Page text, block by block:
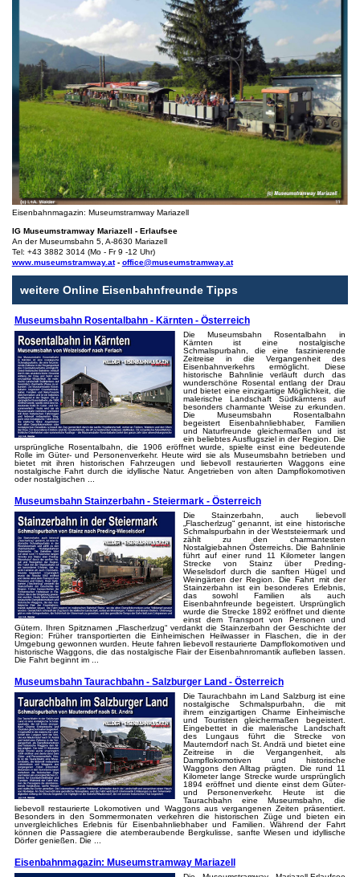
Eisenbahnmagazin: Museumstramway Mariazell
IG Museumstramway Mariazell - Erlaufsee
An der Museumsbahn 5, A-8630 Mariazell
Tel: +43 3882 3014 (Mo - Fr 9 -12 Uhr)
www.museumstramway.at- office@museumstramway.at
weitere Online Eisenbahnfreunde Tipps
Museumsbahn Rosentalbahn - Kärnten - Österreich
Die Museumsbahn Rosentalbahn in
Kärnten ist eine nostalgische
Schmalspurbahn, die eine faszinierende
Zeitreise in die Vergangenheit des
Eisenbahnverkehrs ermöglicht. Diese
historische Bahnlinie verläuft durch das
wunderschöne Rosental entlang der Drau
und bietet eine einzigartige Möglichkeit, die
malerische Landschaft Südkärntens auf
besonders charmante Weise zu erkunden.
Die Museumsbahn Rosentalbahn
begeistert Eisenbahnliebhaber, Familien
und Naturfreunde gleichermaßen und ist
ein beliebtes Ausflugsziel in der Region. Die
ursprüngliche Rosentalbahn, die 1906 eröffnet wurde, spielte einst eine bedeutende
Rolle im Güter- und Personenverkehr. Heute wird sie als Museumsbahn betrieben und
bietet mit ihren historischen Fahrzeugen und liebevoll restaurierten Waggons eine
nostalgische Fahrt durch die idyllische Natur. Angetrieben von alten Dampflokomotiven
oder nostalgischen ...
Museumsbahn Stainzerbahn - Steiermark - Österreich
Die Stainzerbahn, auch liebevoll
„Flascherlzug“ genannt, ist eine historische
Schmalspurbahn in der Weststeiermark und
zählt zu den charmantesten
Nostalgiebahnen Österreichs. Die Bahnlinie
führt auf einer rund 11 Kilometer langen
Strecke von Stainz über Preding-
Wieselsdorf durch die sanften Hügel und
Weingärten der Region. Die Fahrt mit der
Stainzerbahn ist ein besonderes Erlebnis,
das sowohl Familien als auch
Eisenbahnfreunde begeistert. Ursprünglich
wurde die Strecke 1892 eröffnet und diente
einst dem Transport von Personen und
Gütern. Ihren Spitznamen „Flascherlzug“ verdankt die Stainzerbahn der Geschichte der
Region: Früher transportierten die Einheimischen Heilwasser in Flaschen, die in der
Umgebung gewonnen wurden. Heute fahren liebevoll restaurierte Dampflokomotiven und
historische Waggons, die das nostalgische Flair der Eisenbahnromantik aufleben lassen.
Die Fahrt beginnt im ...
Museumsbahn Taurachbahn - Salzburger Land - Österreich
Die Taurachbahn im Land Salzburg ist eine
nostalgische Schmalspurbahn, die mit
ihrem einzigartigen Charme Einheimische
und Touristen gleichermaßen begeistert.
Eingebettet in die malerische Landschaft
des Lungaus führt die Strecke von
Mauterndorf nach St. Andrä und bietet eine
Zeitreise in die Vergangenheit, als
Dampflokomotiven und historische
Waggons den Alltag prägten. Die rund 11
Kilometer lange Strecke wurde ursprünglich
1894 eröffnet und diente einst dem Güter-
und Personenverkehr. Heute ist die
Taurachbahn eine Museumsbahn, die
liebevoll restaurierte Lokomotiven und Waggons aus vergangenen Zeiten präsentiert.
Besonders in den Sommermonaten verkehren die historischen Züge und bieten ein
unvergleichliches Erlebnis für Eisenbahnliebhaber und Familien. Während der Fahrt
können die Passagiere die atemberaubende Bergkulisse, sanfte Wiesen und idyllische
Dörfer genießen. Die ...
Eisenbahnmagazin: Museumstramway Mariazell